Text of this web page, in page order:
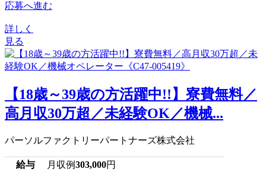
応募へ進む
詳しく
見る
【18歳～39歳の方活躍中!!】寮費無料／
高月収30万超／未経験OK／機械...
パーソルファクトリーパートナーズ株式会社
給与 月収例303,000円